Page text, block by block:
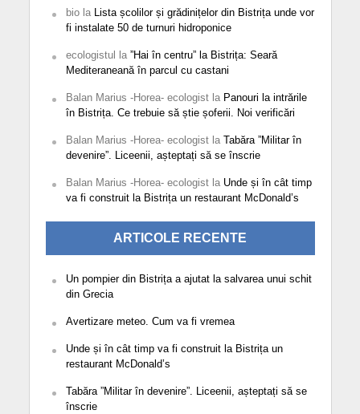
biola Lista școlilor și grădinițelor din Bistrița unde vor
fi instalate 50 de turnuri hidroponice
ecologistul la ”Hai în centru” la Bistrița: Seară
Mediteraneană în parcul cu castani
Balan Marius -Horea- ecologistla Panouri la intrările
în Bistrița. Ce trebuie să știe șoferii. Noi verificări
Balan Marius -Horea- ecologistla Tabăra ”Militar în
devenire”. Liceenii, așteptați să se înscrie
Balan Marius -Horea- ecologistla Unde și în cât timp
va fi construit la Bistrița un restaurant McDonald’s
ARTICOLE RECENTE
Un pompier din Bistrița a ajutat la salvarea unui schit
din Grecia
Avertizare meteo. Cum va fi vremea
Unde și în cât timp va fi construit la Bistrița un
restaurant McDonald’s
Tabăra ”Militar în devenire”. Liceenii, așteptați să se
înscrie